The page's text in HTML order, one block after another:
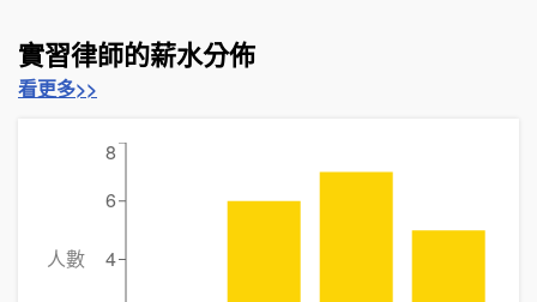
實習律師的薪水分佈
看更多>>
4
6
8
人數